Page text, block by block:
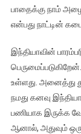
பாதைக்கு நாம்
என்பது நாட்டின்
இந்தியாவின்
உள்ளது. அனைத்து
நமது கனவு
பணியாக இருக்க
ஆனால், அதுவும்